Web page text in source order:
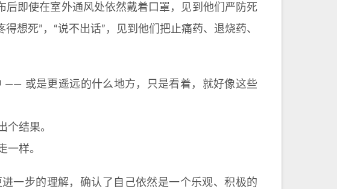
后即使在室外通风处依然戴着口罩，见到他们严防死
想死”，“说不出话”，见到他们把止痛药、退烧药、
或是更遥远的什么地方，只是看着，就好像这些
个结果。
一样。
一步的理解，确认了自己依然是一个乐观、积极的